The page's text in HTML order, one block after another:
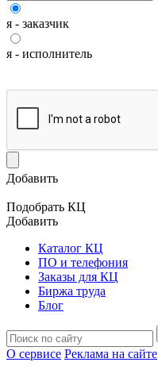
я - заказчик
я - исполнитель
Добавить
Подобрать КЦ
Добавить
Каталог КЦ
ПО и телефония
Заказы для КЦ
Биржа труда
Блог
О сервисе Реклама на сайте